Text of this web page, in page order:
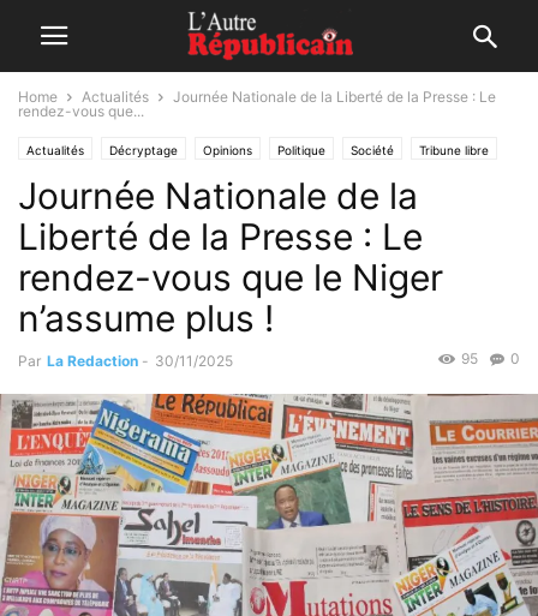
Home Actualités
Journée Nationale de la Liberté de la Presse : Le
rendez-vous que...
Actualités Décryptage Opinions Politique Société Tribune libre
Journée Nationale de la
Liberté de la Presse : Le
rendez-vous que le Niger
n’assume plus !
Par La Redaction - 30/11/2025 0
95